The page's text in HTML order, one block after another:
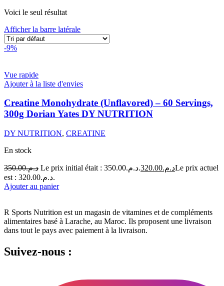
Voici le seul résultat
Afficher la barre latérale
-9%
Vue rapide
Ajouter à la liste d'envies
Creatine Monohydrate (Unflavored) – 60 Servings,
300g Dorian Yates DY NUTRITION
DY NUTRITION, CREATINE
En stock
د.م.350.00 Le prix initial était : د.م.350.00. د.م.320.00
Le prix actuel
est : د.م.320.00.
Ajouter au panier
R Sports Nutrition est un magasin de vitamines et de compléments
alimentaires basé à Larache, au Maroc. Ils proposent une livraison
dans tout le pays avec paiement à la livraison.
Suivez-nous :